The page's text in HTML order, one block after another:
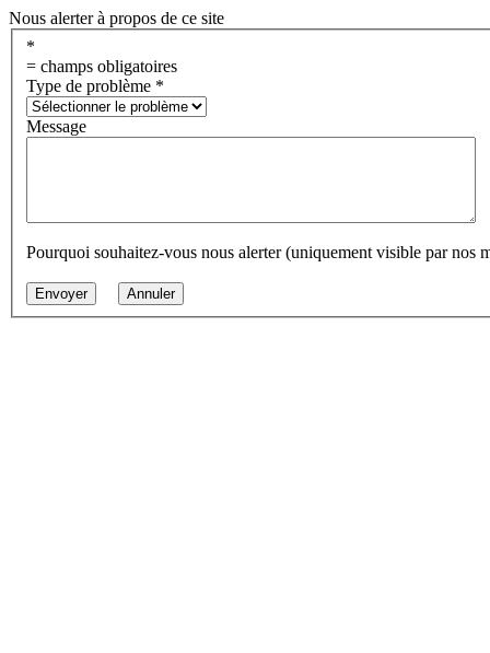
Nous alerter à propos de ce site
*
= champs obligatoires
Type de problème *
Message
Pourquoi souhaitez-vous nous alerter (uniquement visible par nos